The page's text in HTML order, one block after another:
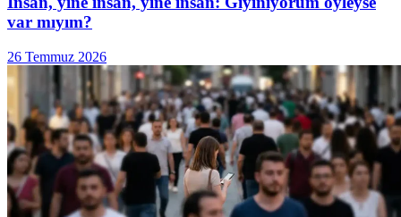
var mıyım?
26 Temmuz 2026